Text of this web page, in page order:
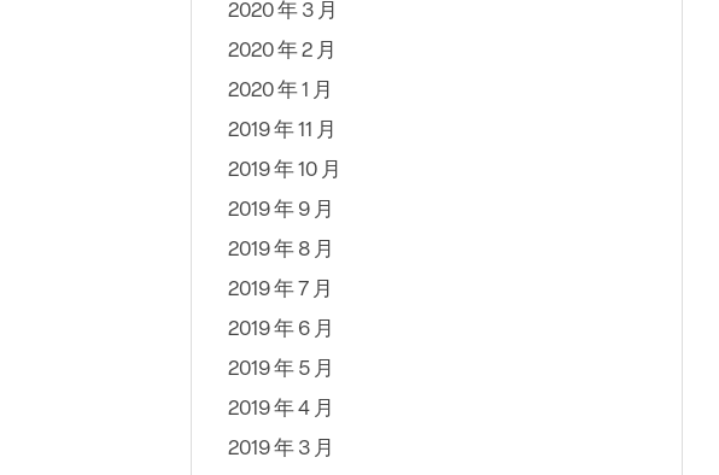
2020 年 3 月
2020 年 2 月
2020 年 1 月
2019 年 11 月
2019 年 10 月
2019 年 9 月
2019 年 8 月
2019 年 7 月
2019 年 6 月
2019 年 5 月
2019 年 4 月
2019 年 3 月